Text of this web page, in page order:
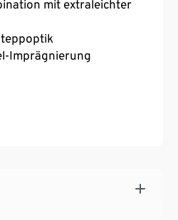
mit extraleichter
Imprägnierung